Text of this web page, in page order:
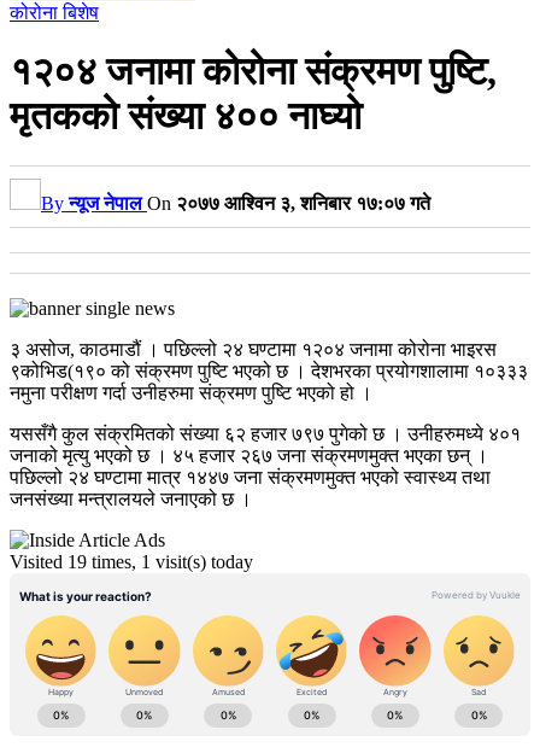
कोरोना बिशेष
१२०४ जनामा कोरोना संक्रमण पुष्टि,
मृतकको संख्या ४०० नाघ्यो
Byन्यूज नेपाल On २०७७ आश्विन ३, शनिबार १७:०७ गते
३ असोज, काठमाडौं । पछिल्लो २४ घण्टामा १२०४ जनामा कोरोना भाइरस
९कोभिड(१९० को संक्रमण पुष्टि भएको छ । देशभरका प्रयोगशालामा १०३३३
नमुना परीक्षण गर्दा उनीहरुमा संक्रमण पुष्टि भएको हो ।
यससँगै कुल संक्रमितको संख्या ६२ हजार ७९७ पुगेको छ । उनीहरुमध्ये ४०१
जनाको मृत्यु भएको छ । ४५ हजार २६७ जना संक्रमणमुक्त भएका छन् ।
पछिल्लो २४ घण्टामा मात्र १४४७ जना संक्रमणमुक्त भएको स्वास्थ्य तथा
जनसंख्या मन्त्रालयले जनाएको छ ।
Visited 19 times, 1 visit(s) today